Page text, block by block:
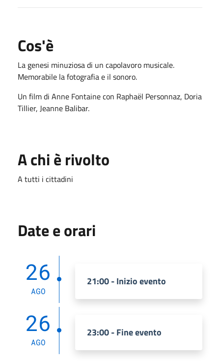
Cos'è
La genesi minuziosa di un capolavoro musicale.
Memorabile la fotografia e il sonoro.
Un film di Anne Fontaine con Raphaël Personnaz, Doria
Tillier, Jeanne Balibar.
A chi è rivolto
A tutti i cittadini
Date e orari
26
AGO
21:00 - Inizio evento
26
AGO
23:00 - Fine evento